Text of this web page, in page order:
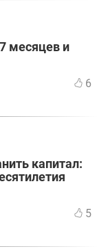
месяцев и
6
капитал:
5